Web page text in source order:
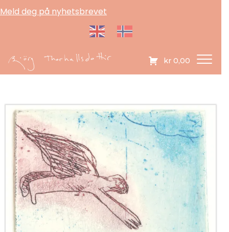
Meld deg på nyhetsbrevet
kr 0,00